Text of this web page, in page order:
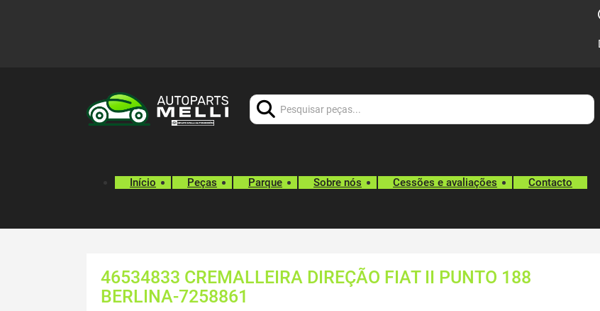
Início Peças Parque Sobre nós Cessões e avaliações Contacto
46534833 CREMALLEIRA DIREÇÃO FIAT II PUNTO 188
BERLINA-7258861